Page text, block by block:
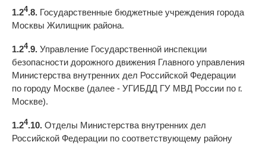
1.24.8. Государственные бюджетные учреждения города
Москвы Жилищник района.
1.24.9. Управление Государственной инспекции
безопасности дорожного движения Главного управления
Министерства внутренних дел Российской Федерации
по городу Москве (далее - УГИБДД ГУ МВД России по г.
Москве).
1.24.10. Отделы Министерства внутренних дел
Российской Федерации по соответствующему району